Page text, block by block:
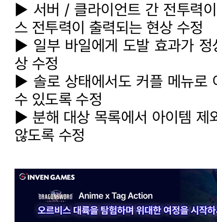
▶ 서버 / 클라이언트 간 전투력
스 전투력이 출력되는 현상 수정
▶ 일부 바일에게 도발 효과가 정
상 수정
▶ 솔로 상태에서도 커플 메뉴로
수 있도록 수정
▶ 분해 대상 목록에서 아이템 제
않도록 수정